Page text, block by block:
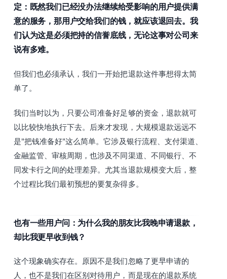
定：既然我们已经没办法继续给受影响的用户提供满
意的服务，那用户交给我们的钱，就应该退回去。我
们认为这是必须把持的信誉底线，无论这事对公司来
说有多难。
但我们也必须承认，我们一开始把退款这件事想得太简
单了。
我们当时以为，只要公司准备好足够的资金，退款就可
以比较快地执行下去。后来才发现，大规模退款远远不
是"把钱准备好"这么简单。它涉及银行流程、支付渠道、
金融监管、审核周期，也涉及不同渠道、不同银行、不
同发卡行之间的处理差异。尤其当退款规模变大后，整
个过程比我们最初预想的要复杂得多。
也有一些用户问：为什么我的朋友比我晚申请退款，
却比我更早收到钱？
这个现象确实存在。原因不是我们忽略了更早申请的
人，也不是我们在区别对待用户，而是现在的退款系统